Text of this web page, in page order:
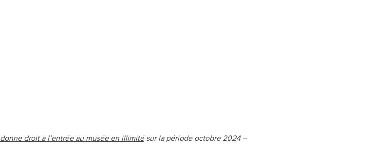
donne droit à l’entrée au musée en illimité sur la période octobre 2024 –